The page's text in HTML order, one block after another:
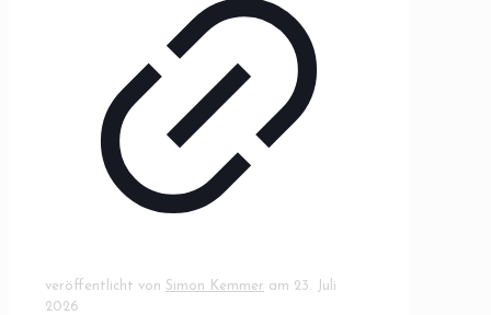
veröffentlicht von Simon Kemmer am 23. Juli
2026